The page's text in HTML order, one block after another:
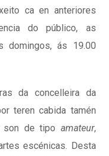
ca en anteriores
do público, as
domingos, ás 19.00
da concelleira da
teren cabida tamén
son de tipo amateur,
escénicas. Desta